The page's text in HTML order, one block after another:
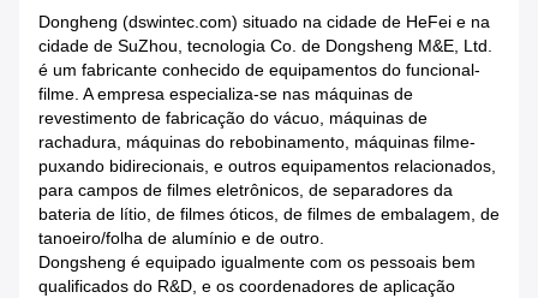
Dongheng (dswintec.com) situado na cidade de HeFei e na
cidade de SuZhou, tecnologia Co. de Dongsheng M&E, Ltd.
é um fabricante conhecido de equipamentos do funcional-
filme. A empresa especializa-se nas máquinas de
revestimento de fabricação do vácuo, máquinas de
rachadura, máquinas do rebobinamento, máquinas filme-
puxando bidirecionais, e outros equipamentos relacionados,
para campos de filmes eletrônicos, de separadores da
bateria de lítio, de filmes óticos, de filmes de embalagem, de
tanoeiro/folha de alumínio e de outro.
Dongsheng é equipado igualmente com os pessoais bem
qualificados do R&D, e os coordenadores de aplicação